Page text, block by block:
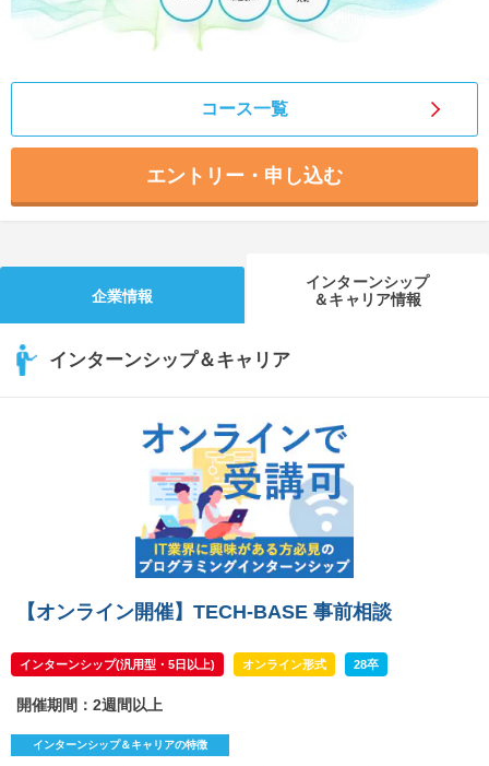
あなたに合う仕事を診断！ 動画で対策講座をチェック
就活ニュースペーパー
コース一覧
エントリー・申し込む
企業情報
インターンシップ
＆キャリア情報
インターンシップ＆キャリア
【オンライン開催】TECH-BASE 事前相談
インターンシップ(汎用型・5日以上) オンライン形式 28卒
開催期間：2週間以上
インターンシップ＆キャリアの特徴